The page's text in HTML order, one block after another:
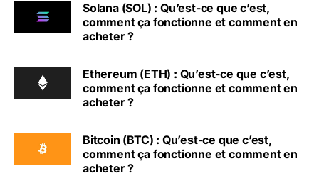
Solana (SOL) : Qu’est-ce que c’est,
comment ça fonctionne et comment en
acheter ?
Ethereum (ETH) : Qu’est-ce que c’est,
comment ça fonctionne et comment en
acheter ?
Bitcoin (BTC) : Qu’est-ce que c’est,
comment ça fonctionne et comment en
acheter ?